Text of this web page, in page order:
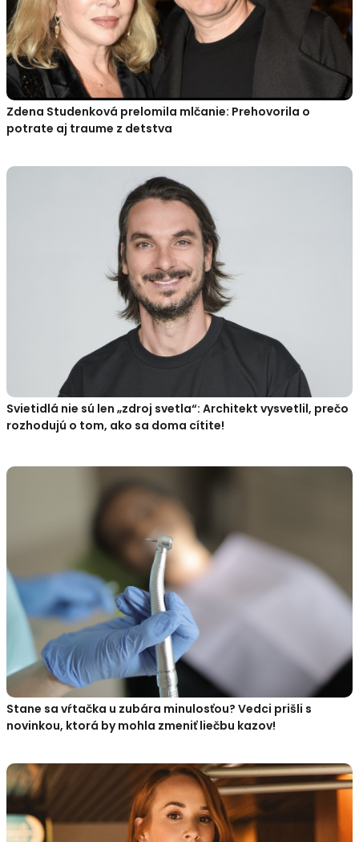
Zdena Studenková prelomila mlčanie: Prehovorila o
potrate aj traume z detstva
Svietidlá nie sú len „zdroj svetla“: Architekt vysvetlil, prečo
rozhodujú o tom, ako sa doma cítite!
Stane sa vŕtačka u zubára minulosťou? Vedci prišli s
novinkou, ktorá by mohla zmeniť liečbu kazov!